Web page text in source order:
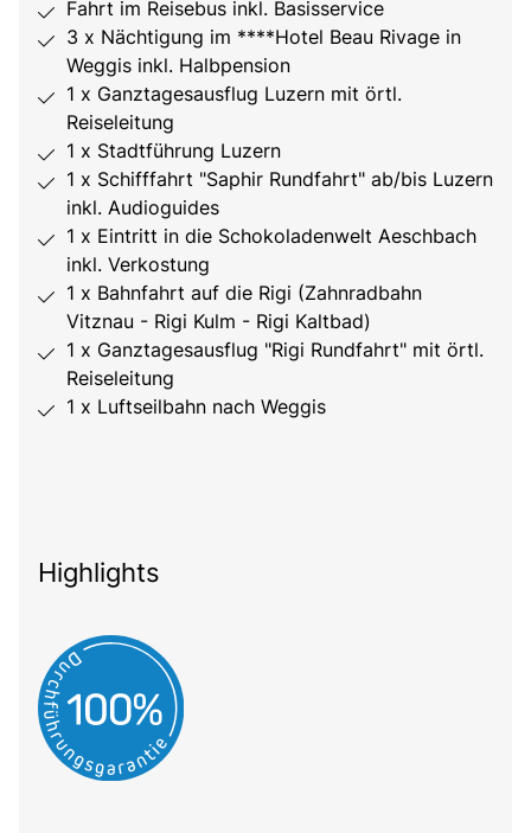
Fahrt im Reisebus inkl. Basisservice
3 x Nächtigung im ****Hotel Beau Rivage in
Weggis inkl. Halbpension
1 x Ganztagesausflug Luzern mit örtl.
Reiseleitung
1 x Stadtführung Luzern
1 x Schifffahrt "Saphir Rundfahrt" ab/bis Luzern
inkl. Audioguides
1 x Eintritt in die Schokoladenwelt Aeschbach
inkl. Verkostung
1 x Bahnfahrt auf die Rigi (Zahnradbahn
Vitznau - Rigi Kulm - Rigi Kaltbad)
1 x Ganztagesausflug "Rigi Rundfahrt" mit örtl.
Reiseleitung
1 x Luftseilbahn nach Weggis
Highlights